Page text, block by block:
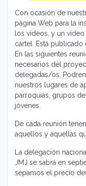
Con ocasión de
página Web para la
los videos, y un
cartel. Está publicado
En las siguientes
necesarios del
delegadas/os.
nuestros lugares de
parroquias, grupos
jóvenes.
De cada reunión
aquellos y aquellas
La delegación
JMJ se sabrá en
sepamos el precio